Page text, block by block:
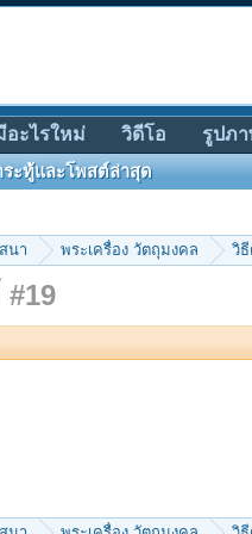
นา พระเครื่อง วัตถุมงคล วิธี
ระทู้และโพสต์ล่าสุด
อะไรใหม่ วิดีโอ รูปภ